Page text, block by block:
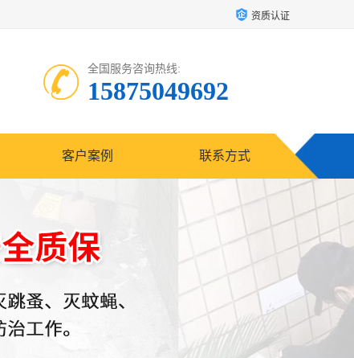
资质认证
全国服务咨询热线:
15875049692
客户案例 联系方式